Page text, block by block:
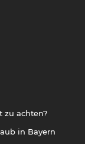
zu achten?
in Bayern